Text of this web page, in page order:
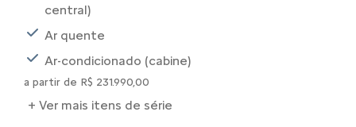
central)
Ar quente
Ar-condicionado (cabine)
a partir de R$ 231.990,00
+ Ver mais itens de série